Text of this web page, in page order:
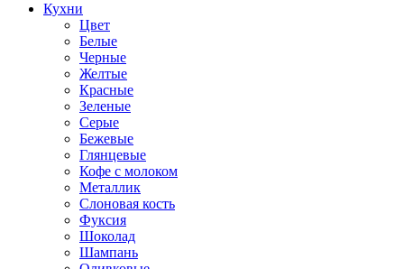
Кухни
Цвет
Белые
Черные
Желтые
Красные
Зеленые
Серые
Бежевые
Глянцевые
Кофе с молоком
Металлик
Слоновая кость
Фуксия
Шоколад
Шампань